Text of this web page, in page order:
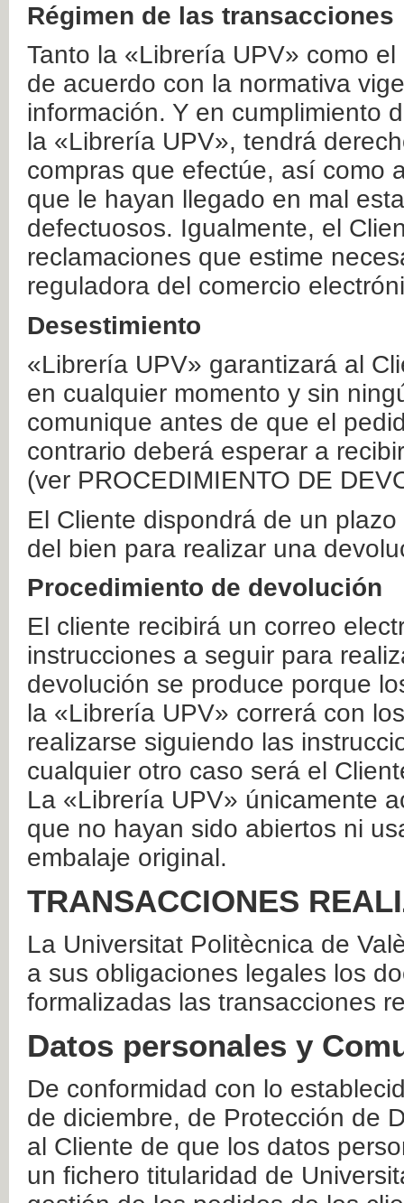
Régimen de las transacciones
Tanto la «Librería UPV» como
de acuerdo con la normativa
información. Y en cumplimiento
la «Librería UPV», tendrá
compras que efectúe, así como
que le hayan llegado en mal
defectuosos. Igualmente, el
reclamaciones que estime
reguladora del comercio
Desestimiento
«Librería UPV» garantizará al
en cualquier momento y sin
comunique antes de que el
contrario deberá esperar a
(ver PROCEDIMIENTO DE
El Cliente dispondrá de un
del bien para realizar una
Procedimiento de devolución
El cliente recibirá un correo
instrucciones a seguir para
devolución se produce porque
la «Librería UPV» correrá con
realizarse siguiendo las
cualquier otro caso será el
La «Librería UPV» únicamente
que no hayan sido abiertos ni
embalaje original.
TRANSACCIONES
La Universitat Politècnica de
a sus obligaciones legales los
formalizadas las transacciones
Datos personales y
De conformidad con lo
de diciembre, de Protección de
al Cliente de que los datos
un fichero titularidad de